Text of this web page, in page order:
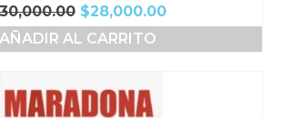
El
precio
original
$28,000.00El
precio
AÑADIR AL CARRITO